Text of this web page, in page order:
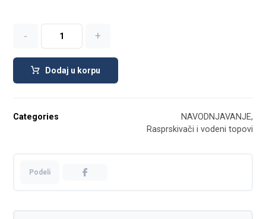
- +
Dodaj u korpu
Categories NAVODNJAVANJE,
Rasprskivači i vodeni topovi